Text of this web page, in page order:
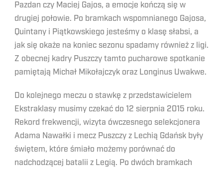
Pazdan czy Maciej Gajos, a emocje kończą się w
drugiej połowie. Po bramkach wspomnianego Gajosa,
Quintany i Piątkowskiego jesteśmy o klasę słabsi, a
jak się okaże na koniec sezonu spadamy również z ligi.
Z obecnej kadry Puszczy tamto pucharowe spotkanie
pamiętają Michał Mikołajczyk oraz Longinus Uwakwe.
Do kolejnego meczu o stawkę z przedstawicielem
Ekstraklasy musimy czekać do 12 sierpnia 2015 roku.
Rekord frekwencji, wizyta ówczesnego selekcjonera
Adama Nawałki i mecz Puszczy z Lechią Gdańsk były
świętem, które śmiało możemy porównać do
nadchodzącej batalii z Legią. Po dwóch bramkach